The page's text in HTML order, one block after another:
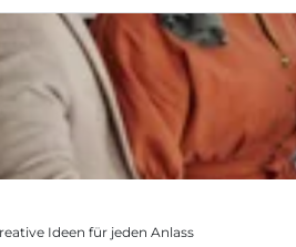
Ideen für jeden Anlass